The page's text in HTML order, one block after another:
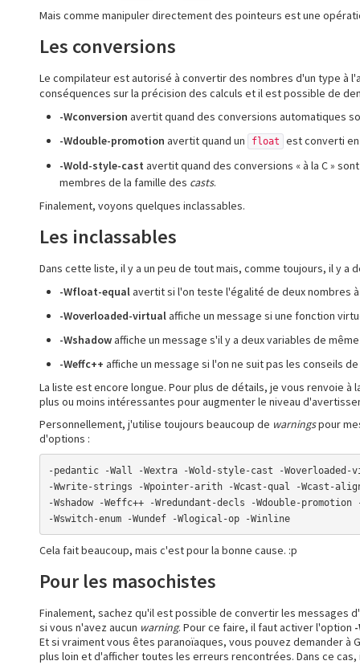
Mais comme manipuler directement des pointeurs est une
Les conversions
Le compilateur est autorisé à convertir des nombres d'un type à
conséquences sur la précision des calculs et il est possible de
-Wconversion avertit quand des conversions automatiques
-Wdouble-promotion avertit quand un float
est converti
-Wold-style-cast avertit quand des conversions « à la C »
membres de la famille des casts.
Finalement, voyons quelques inclassables.
Les inclassables
Dans cette liste, il y a un peu de tout mais, comme toujours, il y
-Wfloat-equalavertit si l'on teste l'égalité de deux nombres
-Woverloaded-virtualaffiche un message si une fonction
-Wshadowaffiche un message s'il y a deux variables de
-Weffc++ affiche un message si l'on ne suit pas les conseils de
La liste est encore longue. Pour plus de détails, je vous renvoie à
plus ou moins intéressantes pour augmenter le niveau
Personnellement, j'utilise toujours beaucoup de warningspour
d'options :
-pedantic -Wall -Wextra -Wold-style-cast -
-Wwrite-strings -Wpointer-arith -Wcast-qual -Wcast-
-Wshadow -Weffc++ -Wredundant-decls -Wdouble-
-Wswitch-enum -Wundef -Wlogical-op -Winline
Cela fait beaucoup, mais c'est pour la bonne cause. :p
Pour les masochistes
Finalement, sachez qu'il est possible de convertir les messages
si vous n'avez aucun warning. Pour ce faire, il faut activer l'option
Et si vraiment vous êtes paranoïaques, vous pouvez demander
plus loin et d'afficher toutes les erreurs rencontrées. Dans ce